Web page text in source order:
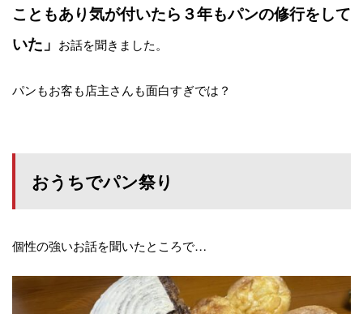
こともあり気が付いたら３年もパンの修行をして
いた」 お話を聞きました。
パンもお客も店主さんも面白すぎでは？
おうちでパン祭り
個性の強いお話を聞いたところで…